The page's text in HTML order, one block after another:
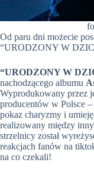
Od paru dni możecie
“URODZONY W
“URODZONY W
nachodzącego albumu
Wyprodukowany przez
producentów w Polsce –
pokaz charyzmy i
realizowany między
strzelnicy został
reakcjach fanów na
na co czekali!